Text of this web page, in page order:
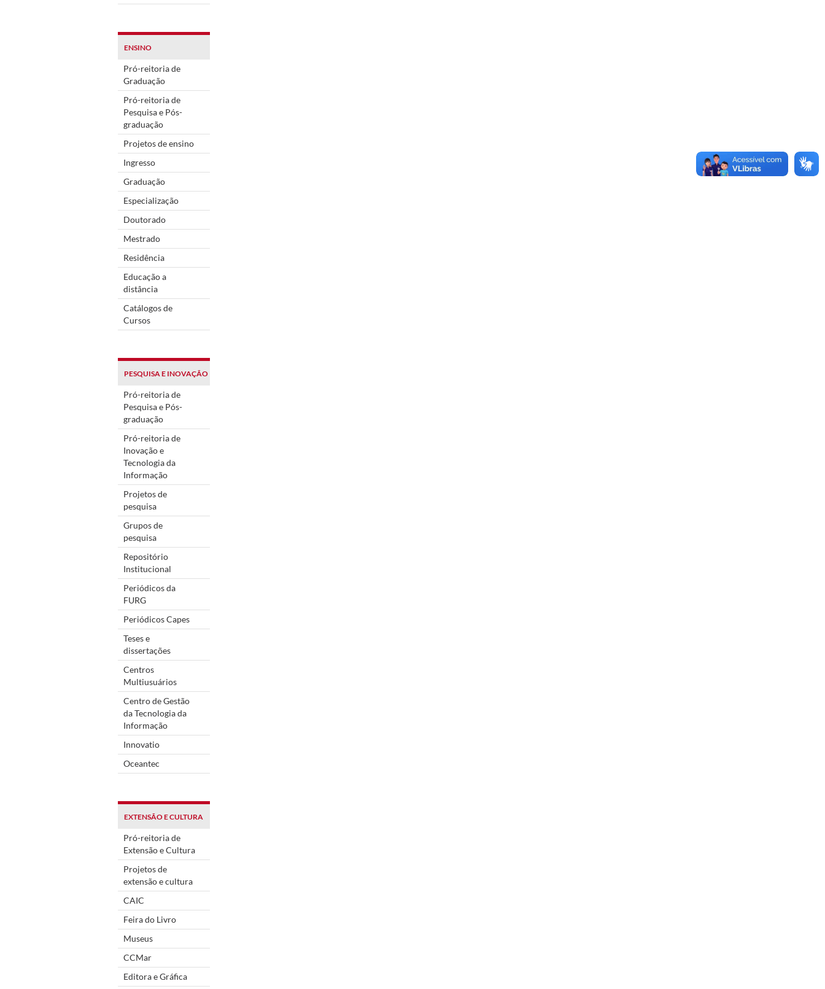
ENSINO
Pró-reitoria de
Graduação
Pró-reitoria de
Pesquisa e Pós-
graduação
Projetos de ensino
Ingresso
Graduação
Especialização
Doutorado
Mestrado
Residência
Educação a
distância
Catálogos de
Cursos
PESQUISA E INOVAÇÃO
Pró-reitoria de
Pesquisa e Pós-
graduação
Pró-reitoria de
Inovação e
Tecnologia da
Informação
Projetos de
pesquisa
Grupos de
pesquisa
Repositório
Institucional
Periódicos da
FURG
Periódicos Capes
Teses e
dissertações
Centros
Multiusuários
Centro de Gestão
da Tecnologia da
Informação
Innovatio
Oceantec
EXTENSÃO E CULTURA
Pró-reitoria de
Extensão e Cultura
Projetos de
extensão e cultura
CAIC
Feira do Livro
Museus
CCMar
Editora e Gráfica